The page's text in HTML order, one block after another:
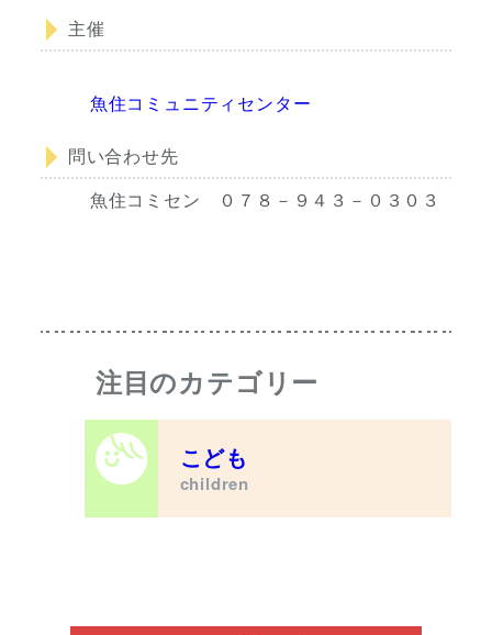
主催
魚住コミュニティセンター
問い合わせ先
魚住コミセン ０７８－９４３－０３０３
注目のカテゴリー
こども
children